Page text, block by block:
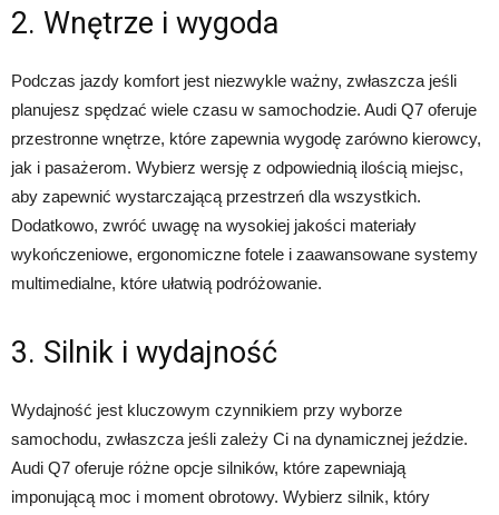
2. Wnętrze i wygoda
Podczas jazdy komfort jest niezwykle ważny, zwłaszcza jeśli
planujesz spędzać wiele czasu w samochodzie. Audi Q7 oferuje
przestronne wnętrze, które zapewnia wygodę zarówno kierowcy,
jak i pasażerom. Wybierz wersję z odpowiednią ilością miejsc,
aby zapewnić wystarczającą przestrzeń dla wszystkich.
Dodatkowo, zwróć uwagę na wysokiej jakości materiały
wykończeniowe, ergonomiczne fotele i zaawansowane systemy
multimedialne, które ułatwią podróżowanie.
3. Silnik i wydajność
Wydajność jest kluczowym czynnikiem przy wyborze
samochodu, zwłaszcza jeśli zależy Ci na dynamicznej jeździe.
Audi Q7 oferuje różne opcje silników, które zapewniają
imponującą moc i moment obrotowy. Wybierz silnik, który